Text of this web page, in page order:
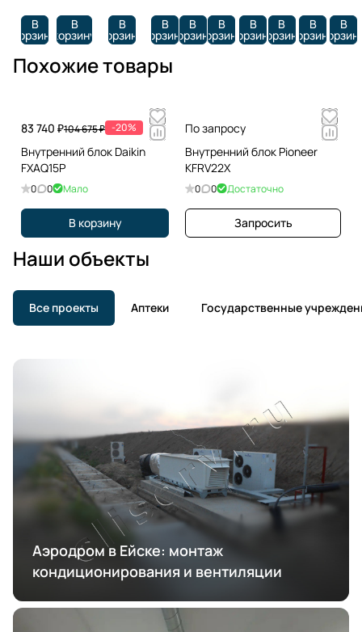
В
корзину
В
корзину
В
корзину
В
корзину
В
корзину
В
корзину
В
корзину
В
корзину
В
корзину
В
Похожие товары
83 740 ₽104 675 ₽ -20%
Внутренний блок Daikin
FXAQ15P
0 0 Мало
В корзину
По запросу
Внутренний блок Pioneer
KFRV22X
0 0 Достаточно
Запросить
Наши объекты
Все проекты Аптеки Государственные
Аэродром в Ейске: монтаж
кондиционирования и вентиляции